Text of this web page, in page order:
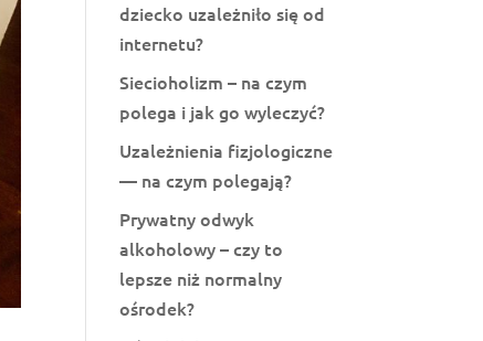
dziecko uzależniło się od
internetu?
Siecioholizm – na czym
polega i jak go wyleczyć?
Uzależnienia fizjologiczne
— na czym polegają?
Prywatny odwyk
alkoholowy – czy to
lepsze niż normalny
ośrodek?